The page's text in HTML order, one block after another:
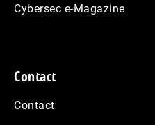
Cybersec e-Magazine
Contact
Contact